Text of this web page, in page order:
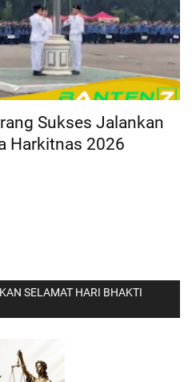
Sukses Jalankan
Harkitnas 2026
SELAMAT HARI BHAKTI